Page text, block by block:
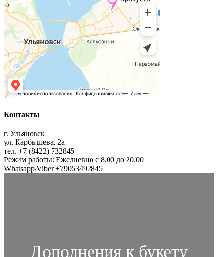
Контакты
г. Ульяновск
ул. Карбышева, 2а
тел. +7 (8422) 732845
Режим работы: Ежедневно с 8.00 до 20.00
Whatsapp/Viber +79053492845
Дополнения к букету